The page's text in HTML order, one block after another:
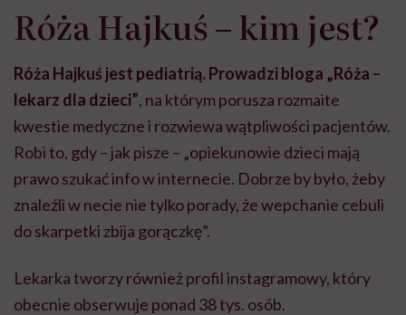
Róża Hajkuś – kim jest?
Róża Hajkuś jest pediatrią. Prowadzi bloga „Róża –
lekarz dla dzieci”, na którym porusza rozmaite
kwestie medyczne i rozwiewa wątpliwości pacjentów.
Robi to, gdy – jak pisze – „opiekunowie dzieci mają
prawo szukać info w internecie. Dobrze by było, żeby
znaleźli w necie nie tylko porady, że wepchanie cebuli
do skarpetki zbija gorączkę”.
Lekarka tworzy również profil instagramowy, który
obecnie obserwuje ponad 38 tys. osób.